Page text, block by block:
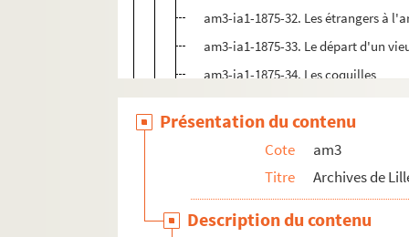
am3-ia1-1875-32. Les étrangers à
am3-ia1-1875-33. Le départ d'un
am3-ia1-1875-34. Les coquilles
am3-ia1-1875-35. L'armée
am3-ia1-1875-36. Les deux amis
am3-ia1-1875-37. Chanson
am3-ia1-1875-37 bis. Chanson
am3-ia1-1876. Chansons de 1876
Présentation du contenu
Cote
am3
Titre
Archives de
Description du contenu